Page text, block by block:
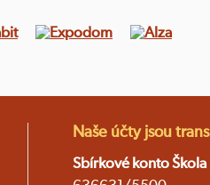
Naše účty jsou
Sbírkové konto Škola